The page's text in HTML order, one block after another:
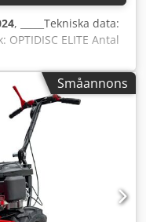
, _____Tekniska data:
ELITE Antal
stål: 8 Knivfäste
klipphöjd med
mot
avlastning LIFT-
Lyft för
Yttre
fäste,
Småannons